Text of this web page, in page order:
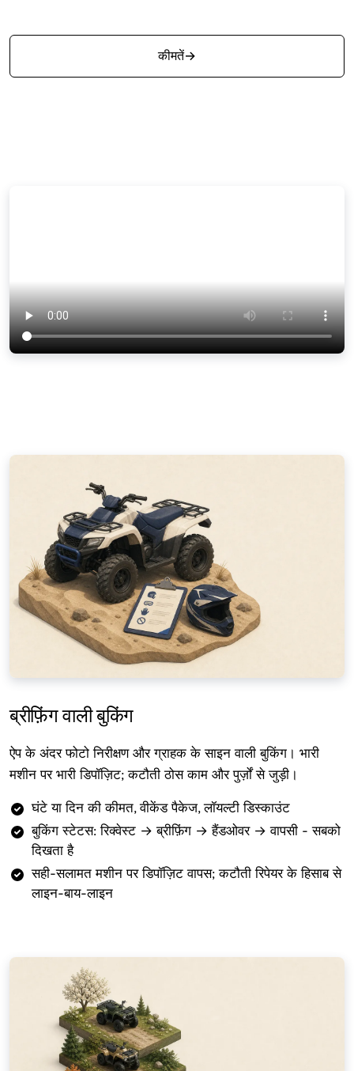
कीमतें→
ब्रीफ़िंग वाली बुकिंग
ऐप के अंदर फोटो निरीक्षण और ग्राहक के साइन वाली बुकिंग। भारी
मशीन पर भारी डिपॉज़िट; कटौती ठोस काम और पुर्ज़ों से जुड़ी।
घंटे या दिन की कीमत, वीकेंड पैकेज, लॉयल्टी डिस्काउंट
बुकिंग स्टेटस: रिक्वेस्ट → ब्रीफ़िंग → हैंडओवर → वापसी - सबको
दिखता है
सही-सलामत मशीन पर डिपॉज़िट वापस; कटौती रिपेयर के हिसाब से
लाइन-बाय-लाइन